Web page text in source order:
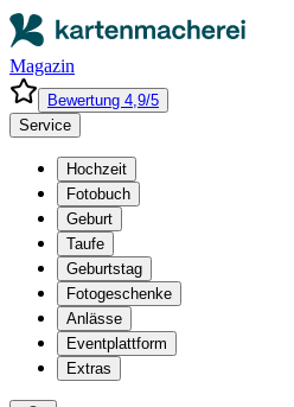
Magazin
Bewertung 4,9/5
Service
Hochzeit
Fotobuch
Geburt
Taufe
Geburtstag
Fotogeschenke
Anlässe
Eventplattform
Extras